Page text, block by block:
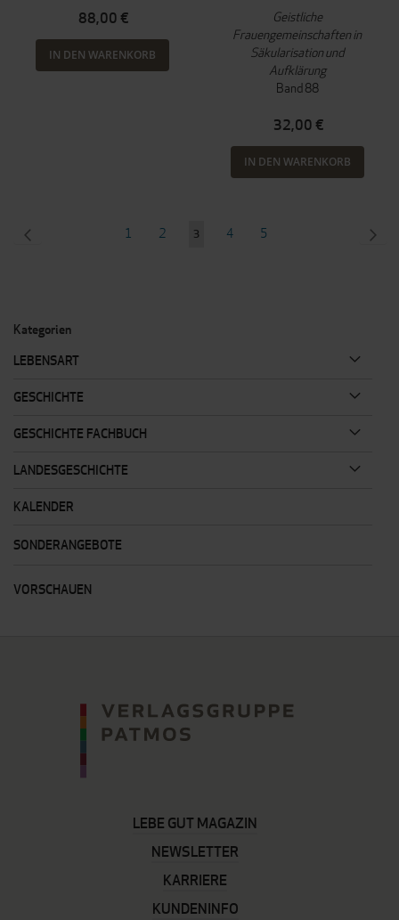
88,00 €
IN DEN WARENKORB
Geistliche
Frauengemeinschaften in
Säkularisation und
Aufklärung
Band 88
32,00 €
IN DEN WARENKORB
Seite
1 Seite
2
Sie
3 Seite
4 Seite
5
Kategorien
LEBENSART
GESCHICHTE
GESCHICHTE FACHBUCH
LANDESGESCHICHTE
KALENDER
SONDERANGEBOTE
VORSCHAUEN
LEBE GUT MAGAZIN
NEWSLETTER
KARRIERE
KUNDENINFO